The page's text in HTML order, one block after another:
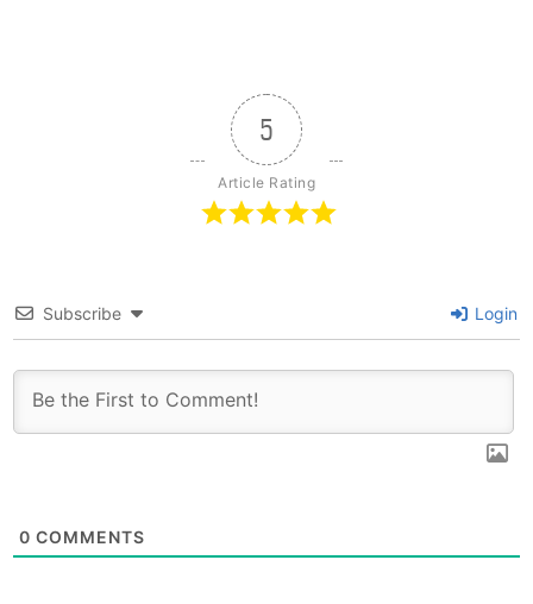
5
Article Rating
Subscribe Login
0 COMMENTS